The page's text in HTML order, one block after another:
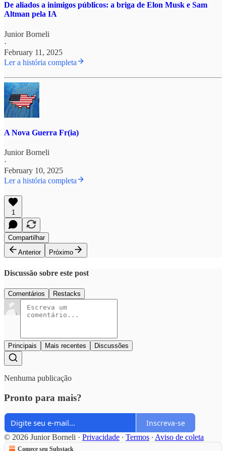
De aliados a inimigos públicos: a briga de Elon Musk e Sam
Altman pela IA
Junior Borneli
·
February 11, 2025
Ler a história completa
A Nova Guerra Fr(ia)
Junior Borneli
·
February 10, 2025
Ler a história completa
1
Compartilhar
Anterior
Próximo
Discussão sobre este post
Comentários Restacks
Principais Mais recentes Discussões
Nenhuma publicação
Pronto para mais?
Inscreva-se
© 2026 Junior Borneli · Privacidade ∙ Termos ∙ Aviso de coleta
Comece seu Substack